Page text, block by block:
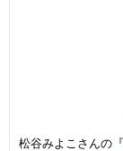
松谷みよこさんの